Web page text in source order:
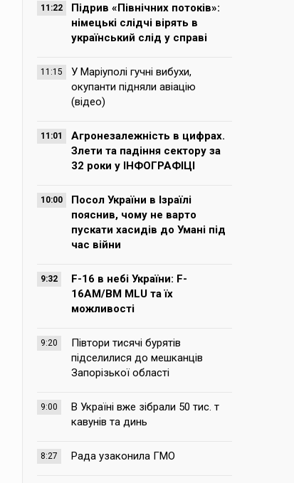
11:22
Підрив «Північних потоків»:
німецькі слідчі вірять в
український слід у справі
11:15
У Маріуполі гучні вибухи,
окупанти підняли авіацію
(відео)
11:01
Агронезалежність в цифрах.
Злети та падіння сектору за
32 роки у ІНФОГРАФІЦІ
10:00
Посол України в Ізраїлі
пояснив, чому не варто
пускати хасидів до Умані під
час війни
9:32
F-16 в небі України: F-
16AM/BM MLU та їх
можливості
9:20
Півтори тисячі бурятів
підселилися до мешканців
Запорізької області
9:00
В Україні вже зібрали 50 тис. т
кавунів та динь
8:27 Рада узаконила ГМО